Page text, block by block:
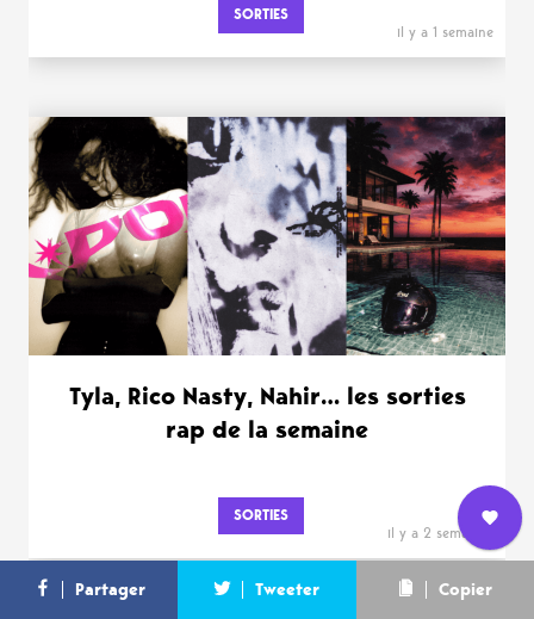
L’équipe
Nous
rejoindre
Newsletter
Partager Tweeter Copier
SORTIES
il y a 1 semaine
Tyla, Rico Nasty, Nahir… les sorties
rap de la semaine
SORTIES
il y a 2 semaines